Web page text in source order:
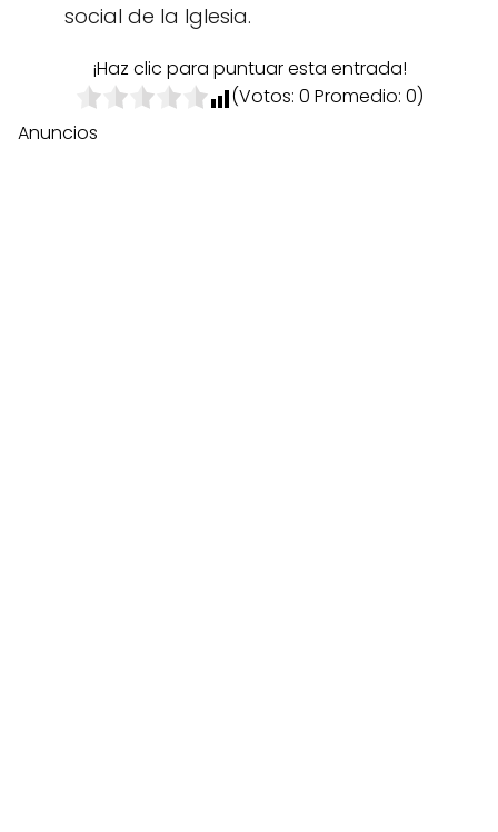
social de la Iglesia.
¡Haz clic para puntuar esta entrada!
(Votos: 0 Promedio: 0)
Anuncios